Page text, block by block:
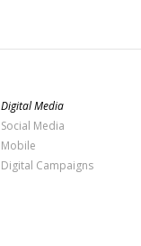
Digital Media
Social Media
Mobile
Digital Campaigns